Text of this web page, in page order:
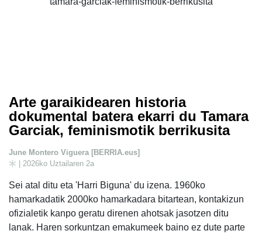
Arte garaikidearen historia
dokumental batera ekarri du Tamara
Garciak, feminismotik berrikusita
June Montero Viguera [BERRIA.eus]
| 2026ko Uztailaren 2a
Sei atal ditu eta 'Harri Biguna' du izena. 1960ko
hamarkadatik 2000ko hamarkadara bitartean, kontakizun
ofizialetik kanpo geratu direnen ahotsak jasotzen ditu
lanak. Haren sorkuntzan emakumeek baino ez dute parte